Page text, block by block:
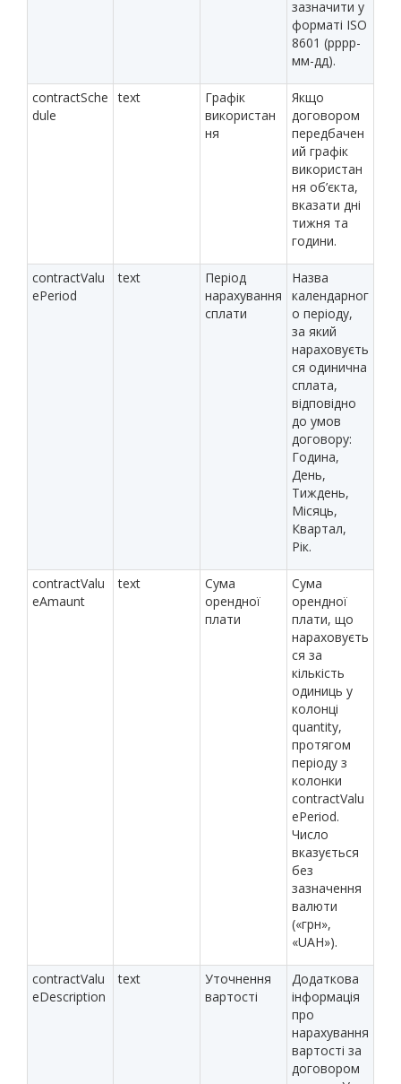
зазначити у
форматі ISO
8601 (рррр-
мм-дд).
contractSche
dule
text
Графік
використан
ня
Якщо
договором
передбачен
ий графік
використан
ня об’єкта,
вказати дні
тижня та
години.
contractValu
ePeriod
text
Період
нарахування
сплати
Назва
календарног
о періоду,
за який
нараховуєть
ся одинична
сплата,
відповідно
до умов
договору:
Година,
День,
Тиждень,
Місяць,
Квартал,
Рік.
contractValu
eAmaunt
text
Сума
орендної
плати
Сума
орендної
плати, що
нараховуєть
ся за
кількість
одиниць у
колонці
quantity,
протягом
періоду з
колонки
contractValu
ePeriod.
Число
вказується
без
зазначення
валюти
(«грн»,
«UAH»).
contractValu
eDescription
text
Уточнення
вартості
Додаткова
інформація
про
нарахування
вартості за
договором